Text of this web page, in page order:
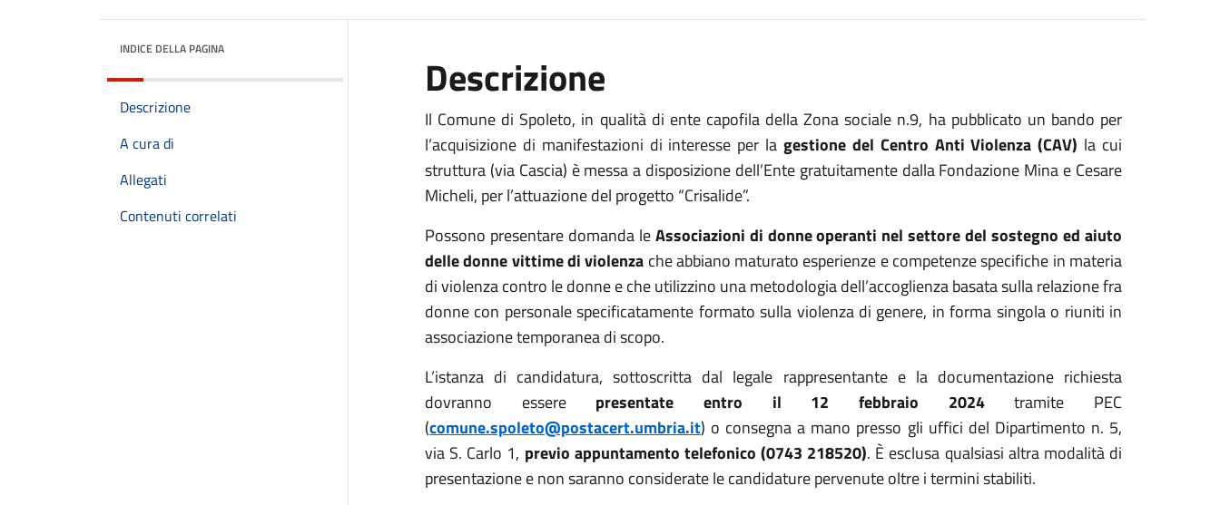
INDICE DELLA PAGINA
Descrizione
A cura di
Allegati
Contenuti correlati
Descrizione
Il Comune di Spoleto, in qualità di ente capofila della Zona sociale n.9, ha pubblicato un bando per
l’acquisizione di manifestazioni di interesse per la gestione del Centro Anti Violenza (CAV) la cui
struttura (via Cascia) è messa a disposizione dell’Ente gratuitamente dalla Fondazione Mina e Cesare
Micheli, per l’attuazione del progetto “Crisalide”.
Possono presentare domanda leAssociazioni di donne operanti nel settore del sostegno ed aiuto
delle donne vittime di violenza che abbiano maturato esperienze e competenze specifiche in materia
di violenza contro le donne e che utilizzino una metodologia dell’accoglienza basata sulla relazione fra
donne con personale specificatamente formato sulla violenza di genere, in forma singola o riuniti in
associazione temporanea di scopo.
L’istanza di candidatura, sottoscritta dal legale rappresentante e la documentazione richiesta
dovranno essere presentate entro il 12 febbraio 2024tramite PEC
(comune.spoleto@postacert.umbria.it) o consegna a mano presso gli uffici del Dipartimento n. 5,
via S. Carlo 1, previo appuntamento telefonico (0743 218520). È esclusa qualsiasi altra modalità di
presentazione e non saranno considerate le candidature pervenute oltre i termini stabiliti.